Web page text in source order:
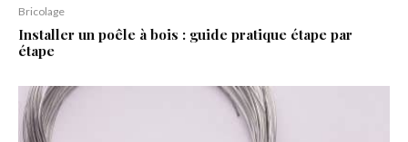
Bricolage
Installer un poêle à bois : guide pratique étape par
étape